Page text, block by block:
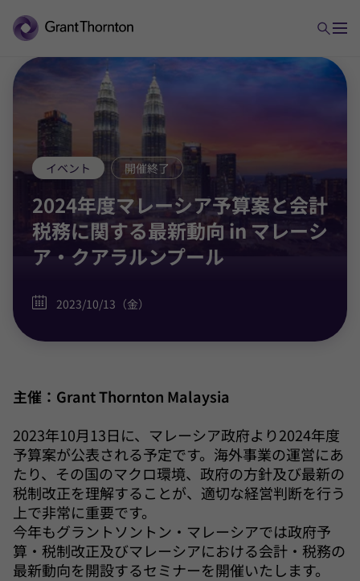
2024年度マレーシア予算案と会計
税務に関する最新動向 in マレーシ
ア・クアラルンプール
イベント 開催終了
2023/10/13（金）
主催：Grant Thornton Malaysia
2023年10月13日に、マレーシア政府より2024年度
予算案が公表される予定です。海外事業の運営にあ
たり、その国のマクロ環境、政府の方針及び最新の
税制改正を理解することが、適切な経営判断を行う
上で非常に重要です。
今年もグラントソントン・マレーシアでは政府予
算・税制改正及びマレーシアにおける会計・税務の
最新動向を開設するセミナーを開催いたします。